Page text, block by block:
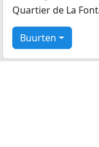
Quartier de La
Buurten